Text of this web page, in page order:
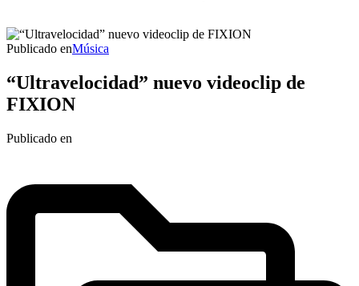
Publicado enMúsica
“Ultravelocidad” nuevo videoclip de
FIXION
Publicado en